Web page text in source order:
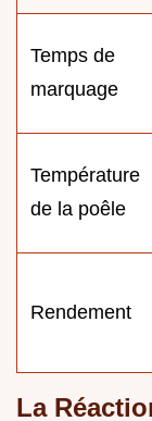
Temps de
marquage
Température
de la poêle
Rendement
La